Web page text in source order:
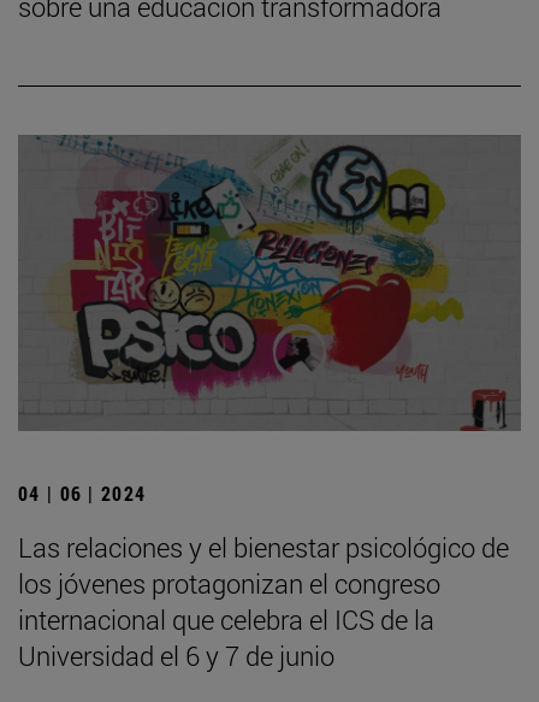
04 | 06 | 2024
Las relaciones y el bienestar psicológico de
los jóvenes protagonizan el congreso
internacional que celebra el ICS de la
Universidad el 6 y 7 de junio